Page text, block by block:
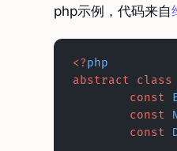
php示例，代码来自
<?php
abstract class
	const
	const
	const